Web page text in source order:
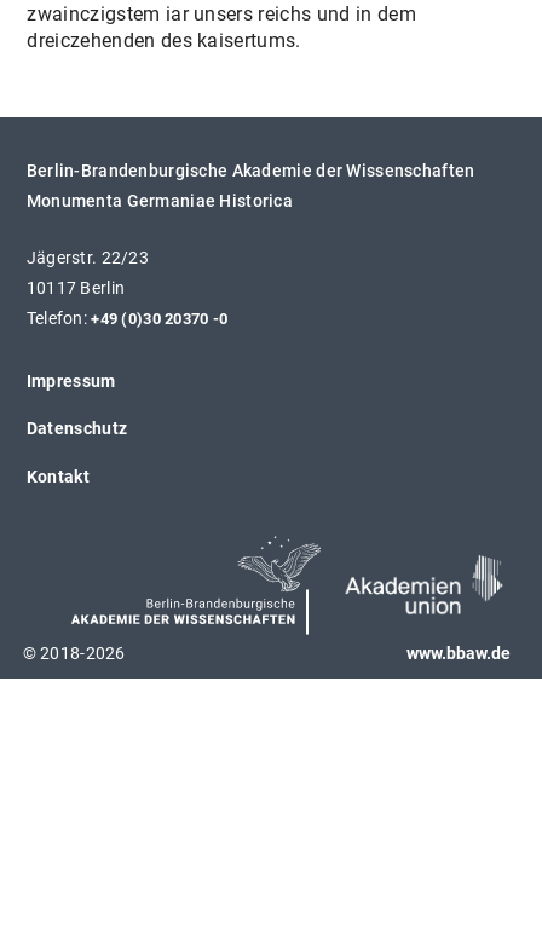
zwainczigstem iar unsers reichs und in dem
dreiczehenden des kaisertums.
Berlin-Brandenburgische Akademie der Wissenschaften
Monumenta Germaniae Historica
Jägerstr. 22/23
10117 Berlin
Telefon:+49 (0)30 20370 -0
Impressum
Datenschutz
Kontakt
www.bbaw.de
© 2018-2026